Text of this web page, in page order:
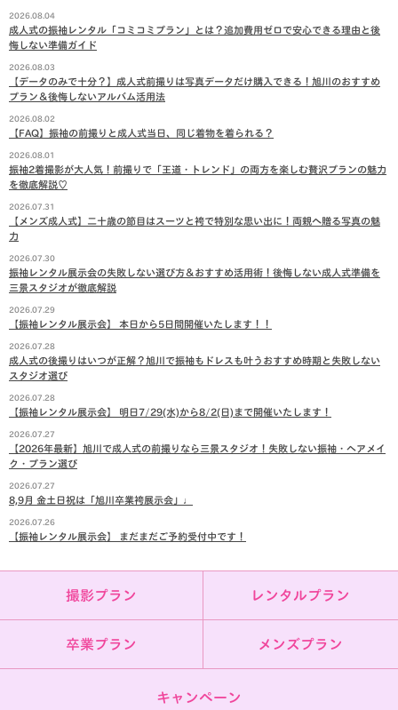
2026.08.04
成人式の振袖レンタル「コミコミプラン」とは？追加費用ゼロで安心できる理由と後
悔しない準備ガイド
2026.08.03
【データのみで十分？】成人式前撮りは写真データだけ購入できる！旭川のおすすめ
プラン＆後悔しないアルバム活用法
2026.08.02
【FAQ】振袖の前撮りと成人式当日、同じ着物を着られる？
2026.08.01
振袖2着撮影が大人気！前撮りで「王道・トレンド」の両方を楽しむ贅沢プランの魅力
を徹底解説♡
2026.07.31
【メンズ成人式】二十歳の節目はスーツと袴で特別な思い出に！両親へ贈る写真の魅
力
2026.07.30
振袖レンタル展示会の失敗しない選び方＆おすすめ活用術！後悔しない成人式準備を
三景スタジオが徹底解説
2026.07.29
【振袖レンタル展示会】 本日から5日間開催いたします！！
2026.07.28
成人式の後撮りはいつが正解？旭川で振袖もドレスも叶うおすすめ時期と失敗しない
スタジオ選び
2026.07.28
【振袖レンタル展示会】 明日7/29(水)から8/2(日)まで開催いたします！
2026.07.27
【2026年最新】旭川で成人式の前撮りなら三景スタジオ！失敗しない振袖・ヘアメイ
ク・プラン選び
2026.07.27
8,9月 金土日祝は「旭川卒業袴展示会」♩
2026.07.26
【振袖レンタル展示会】 まだまだご予約受付中です！
撮影プラン レンタルプラン
卒業プラン メンズプラン
キャンペーン